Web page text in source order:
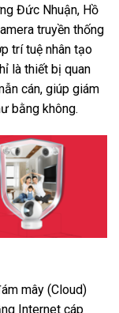
Đức Nhuận, Hồ
truyền thống
trí tuệ nhân tạo
là thiết bị quan
cán, giúp giám
bằng không.
mây (Cloud)
Internet cáp